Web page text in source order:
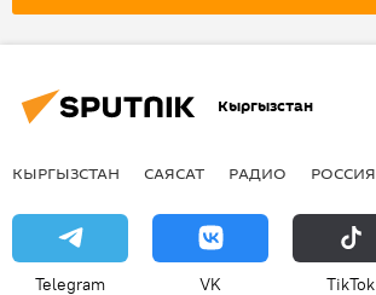
Кыргызстан
КЫРГЫЗСТАН САЯСАТ РАДИО РОССИЯ
Telegram VK ТikТоk